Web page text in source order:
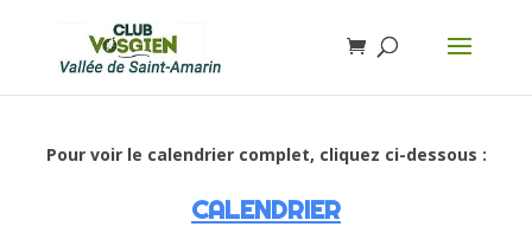
Pour voir le calendrier complet, cliquez ci-dessous :
CALENDRIER